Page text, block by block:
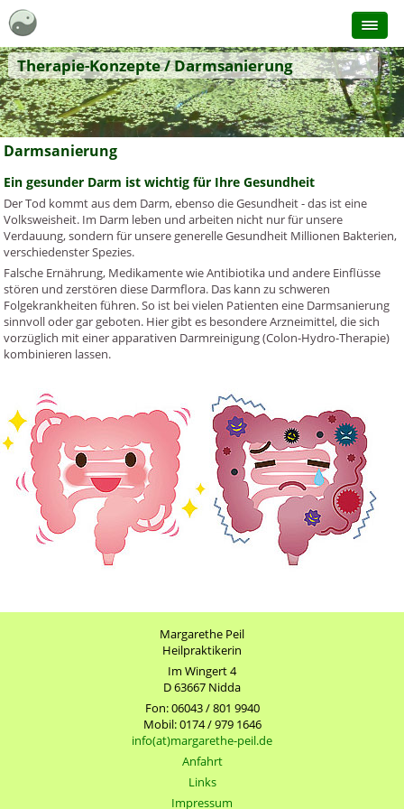
Therapie-Konzepte / Darmsanierung
Darmsanierung
Ein gesunder Darm ist wichtig für Ihre Gesundheit
Der Tod kommt aus dem Darm, ebenso die Gesundheit - das ist eine
Volksweisheit. Im Darm leben und arbeiten nicht nur für unsere
Verdauung, sondern für unsere generelle Gesundheit Millionen Bakterien,
verschiedenster Spezies.
Falsche Ernährung, Medikamente wie Antibiotika und andere Einflüsse
stören und zerstören diese Darmflora. Das kann zu schweren
Folgekrankheiten führen. So ist bei vielen Patienten eine Darmsanierung
sinnvoll oder gar geboten. Hier gibt es besondere Arzneimittel, die sich
vorzüglich mit einer apparativen Darmreinigung (Colon-Hydro-Therapie)
kombinieren lassen.
Margarethe Peil
Heilpraktikerin
Im Wingert 4
D 63667 Nidda
Fon: 06043 / 801 9940
Mobil: 0174 / 979 1646
info(at)margarethe-peil.de
Anfahrt
Links
Impressum